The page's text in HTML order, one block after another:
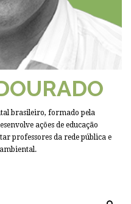
brasileiro, formado pela
ações de educação
professores da rede pública e